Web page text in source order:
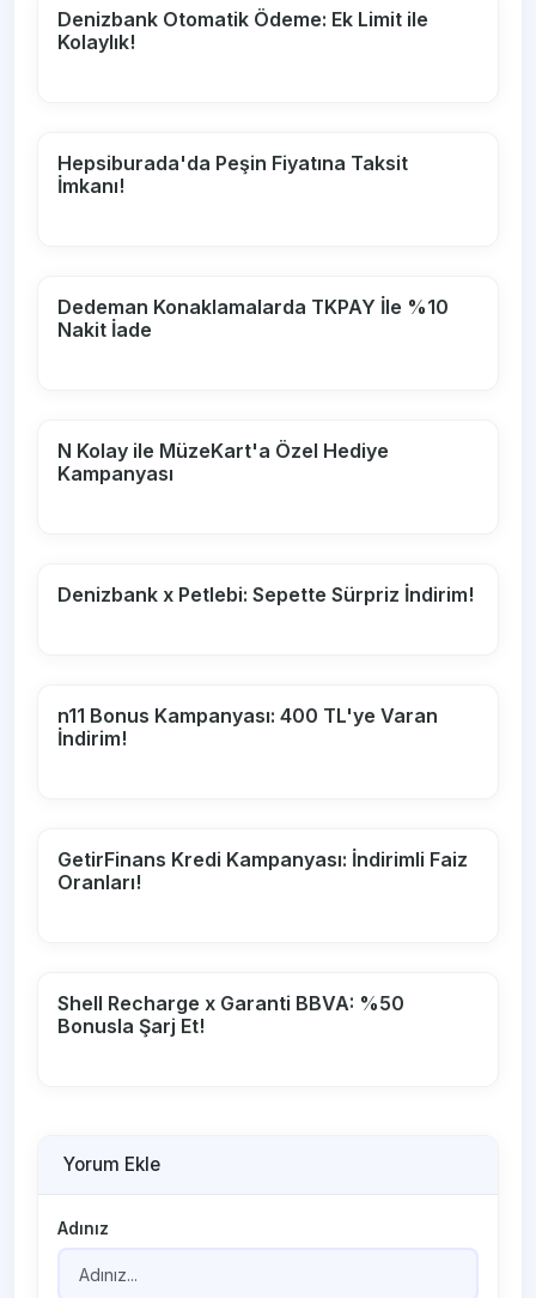
Denizbank Otomatik Ödeme: Ek Limit ile
Kolaylık!
Hepsiburada'da Peşin Fiyatına Taksit
İmkanı!
Dedeman Konaklamalarda TKPAY İle %10
Nakit İade
N Kolay ile MüzeKart'a Özel Hediye
Kampanyası
Denizbank x Petlebi: Sepette Sürpriz İndirim!
n11 Bonus Kampanyası: 400 TL'ye Varan
İndirim!
GetirFinans Kredi Kampanyası: İndirimli Faiz
Oranları!
Shell Recharge x Garanti BBVA: %50
Bonusla Şarj Et!
Yorum Ekle
Adınız